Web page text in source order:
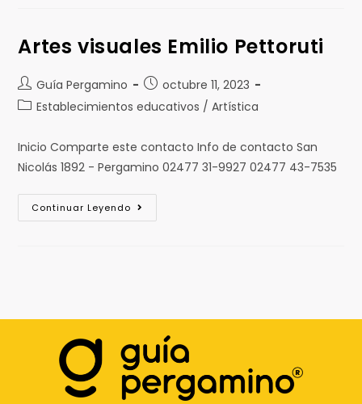
Artes visuales Emilio Pettoruti
Guía Pergamino
octubre 11, 2023
Establecimientos educativos / Artística
Inicio Comparte este contacto Info de contacto San
Nicolás 1892 - Pergamino 02477 31-9927 02477 43-7535
Continuar Leyendo